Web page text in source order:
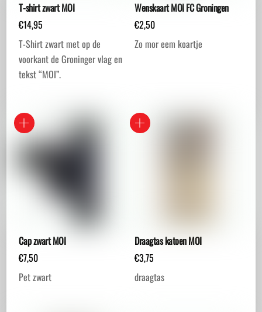
T-shirt zwart MOI
€14,95
T-Shirt zwart met op de
voorkant de Groninger vlag en
tekst “MOI”.
product
heeft
meerdere
Deze
worden
op
productpagina
Wenskaart MOI FC Groningen
€2,50
Zo mor eem koartje
Cap zwart MOI
€7,50
Pet zwart
Draagtas katoen MOI
€3,75
draagtas